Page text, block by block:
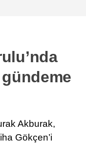
Akburak,
Gökçen’i